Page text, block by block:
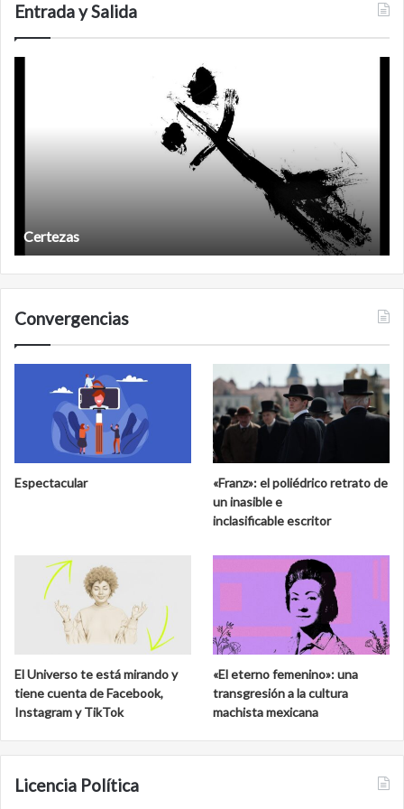
Entrada y Salida
Años después
Convergencias
Espectacular
«Franz»: el poliédrico retrato de
un inasible e
inclasificable escritor
El Universo te está mirando y
tiene cuenta de Facebook,
Instagram y TikTok
«El eterno femenino»: una
transgresión a la cultura
machista mexicana
Licencia Política